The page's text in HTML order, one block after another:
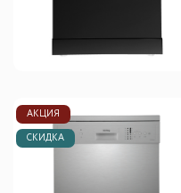
АКЦИЯ
СКИДКА